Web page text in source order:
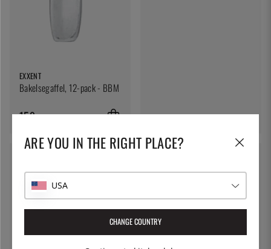
EXXENT
Bakelsegaffel, 12-pack - BBM
159:-
ARE YOU IN THE RIGHT PLACE?
USA
CHANGE COUNTRY